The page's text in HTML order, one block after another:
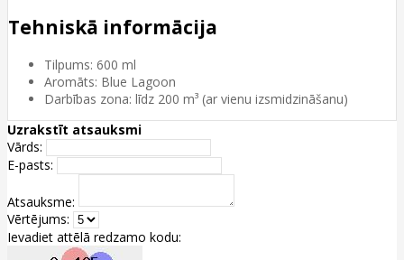
Tehniskā informācija
Tilpums: 600 ml
Aromāts: Blue Lagoon
Darbības zona: līdz 200 m³ (ar vienu izsmidzināšanu)
Uzrakstīt atsauksmi
Vārds:
E-pasts:
Atsauksme:
Vērtējums:
Ievadiet attēlā redzamo kodu: